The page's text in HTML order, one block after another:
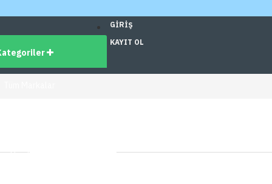
Ürünler
GIRIŞ
KAYIT OL